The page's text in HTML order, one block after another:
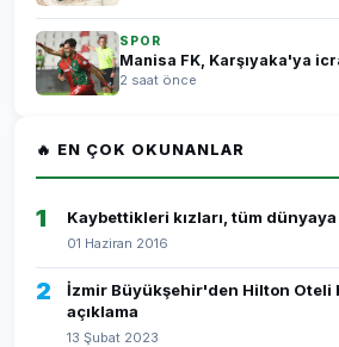
SPOR
Manisa FK, Karşıyaka'ya
2 saat önce
🔥 EN ÇOK OKUNANLAR
1 Kaybettikleri kızları, tüm dünyaya
01 Haziran 2016
2
İzmir Büyükşehir'den Hilton Oteli
açıklama
13 Şubat 2023